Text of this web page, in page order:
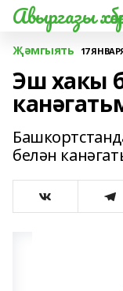
Авыргазы
Җәмгыять 17
Эш хакы
белән